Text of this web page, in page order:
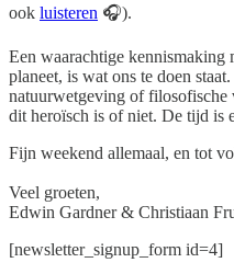
ook luisteren 🎧).
Een waarachtige kennismaking
planeet, is wat ons te doen
natuurwetgeving of filosofische
dit heroïsch is of niet. De tijd is
Fijn weekend allemaal, en tot
Veel groeten,
Edwin Gardner & Christiaan
[newsletter_signup_form id=4]